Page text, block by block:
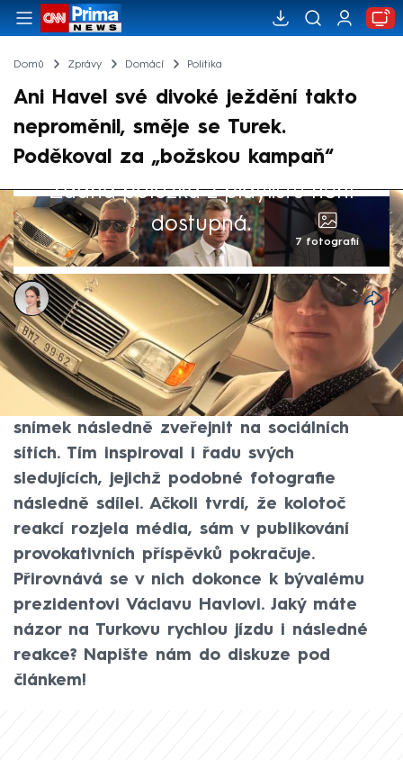
Domů Zprávy Domácí Politika
Ani Havel své divoké ježdění takto
neproměnil, směje se Turek.
Poděkoval za „božskou kampaň“
Žádná položka z playlistu není
dostupná.
7 fotografií
Ivana Syrovátková
29. dub 2025, 12:41
Europoslanec Filip Turek (za Motoristy
sobě) dál rozdmýchává kauzu kolem své
rychlé jízdy, kterou si měl v dubnu vyfotit a
snímek následně zveřejnit na sociálních
sítích. Tím inspiroval i řadu svých
sledujících, jejichž podobné fotografie
následně sdílel. Ačkoli tvrdí, že kolotoč
reakcí rozjela média, sám v publikování
provokativních příspěvků pokračuje.
Přirovnává se v nich dokonce k bývalému
prezidentovi Václavu Havlovi. Jaký máte
názor na Turkovu rychlou jízdu i následné
reakce? Napište nám do diskuze pod
článkem!